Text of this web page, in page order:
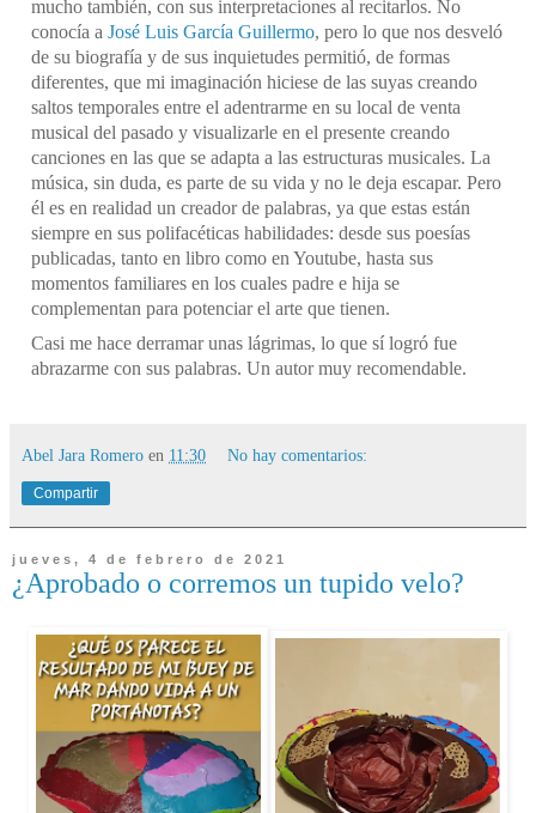
mucho también, con sus interpretaciones al recitarlos. No
conocía a José Luis García Guillermo, pero lo que nos desveló
de su biografía y de sus inquietudes permitió, de formas
diferentes, que mi imaginación hiciese de las suyas creando
saltos temporales entre el adentrarme en su local de venta
musical del pasado y visualizarle en el presente creando
canciones en las que se adapta a las estructuras musicales. La
música, sin duda, es parte de su vida y no le deja escapar. Pero
él es en realidad un creador de palabras, ya que estas están
siempre en sus polifacéticas habilidades: desde sus poesías
publicadas, tanto en libro como en Youtube, hasta sus
momentos familiares en los cuales padre e hija se
complementan para potenciar el arte que tienen.
Casi me hace derramar unas lágrimas, lo que sí logró fue
abrazarme con sus palabras. Un autor muy recomendable.
Abel Jara Romero en 11:30 No hay comentarios:
Compartir
jueves, 4 de febrero de 2021
¿Aprobado o corremos un tupido velo?